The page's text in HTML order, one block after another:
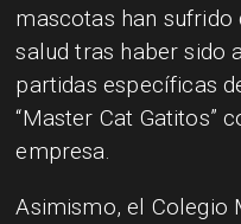
mascotas han
salud tras haber sido
partidas específicas
“Master Cat Gatitos”
empresa.
Asimismo, el Colegio